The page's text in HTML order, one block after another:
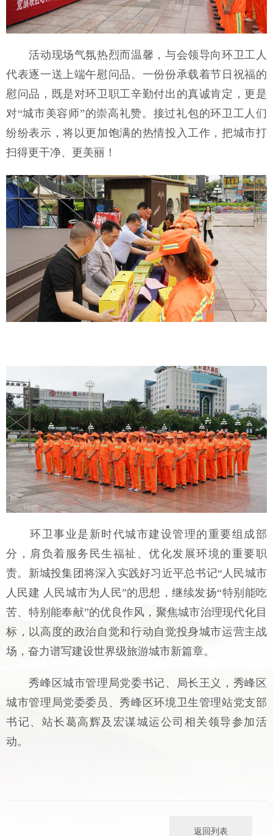
活动现场气氛热烈而温馨，与会领导向环卫工人
代表逐一送上端午慰问品。一份份承载着节日祝福的
慰问品，既是对环卫职工辛勤付出的真诚肯定，更是
对“城市美容师”的崇高礼赞。接过礼包的环卫工人们
纷纷表示，将以更加饱满的热情投入工作，把城市打
扫得更干净、更美丽！
环卫事业是新时代城市建设管理的重要组成部
分，肩负着服务民生福祉、优化发展环境的重要职
责。新城投集团将深入实践好习近平总书记“人民城市
人民建 人民城市为人民”的思想，继续发扬“特别能吃
苦、特别能奉献”的优良作风，聚焦城市治理现代化目
标，以高度的政治自觉和行动自觉投身城市运营主战
场，奋力谱写建设世界级旅游城市新篇章。
秀峰区城市管理局党委书记、局长王义，秀峰区
城市管理局党委委员、秀峰区环境卫生管理站党支部
书记、站长葛高辉及宏谋城运公司相关领导参加活
动。
返回列表